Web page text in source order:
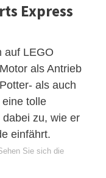
Express
auf LEGO
als Antrieb
als auch
tolle
zu, wie er
einfährt.
Sie sich die